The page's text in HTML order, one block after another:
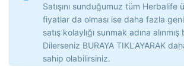
Satışını sunduğumuz tüm Herbalife
fiyatlar da olması ise daha fazla
satış kolaylığı sunmak adına
Dilerseniz BURAYA TIKLAYARAK
sahip olabilirsiniz.